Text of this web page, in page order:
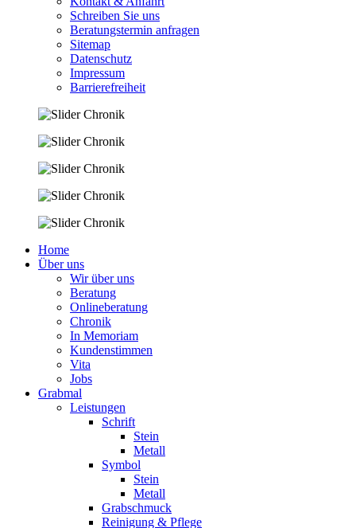
Schreiben Sie uns
Beratungstermin anfragen
Sitemap
Datenschutz
Impressum
Barrierefreiheit
Home
Über uns
Wir über uns
Beratung
Onlineberatung
Chronik
In Memoriam
Kundenstimmen
Vita
Jobs
Grabmal
Leistungen
Schrift
Stein
Metall
Symbol
Stein
Metall
Grabschmuck
Reinigung & Pflege